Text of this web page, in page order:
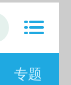
专题